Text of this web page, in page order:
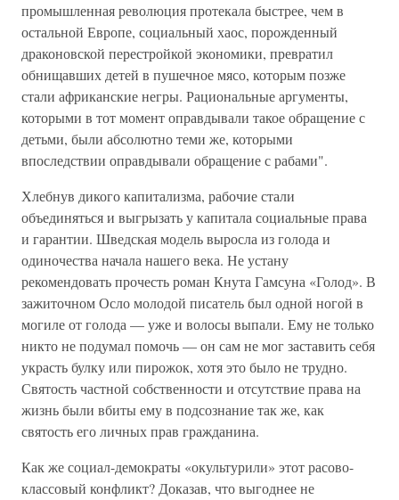
промышленная революция протекала быстрее, чем в
остальной Европе, социальный хаос, порожденный
драконовской перестройкой экономики, превратил
обнищавших детей в пушечное мясо, которым позже
стали африканские негры. Рациональные аргументы,
которыми в тот момент оправдывали такое обращение с
детьми, были абсолютно теми же, которыми
впоследствии оправдывали обращение с рабами".
Хлебнув дикого капитализма, рабочие стали
объединяться и выгрызать у капитала социальные права
и гарантии. Шведская модель выросла из голода и
одиночества начала нашего века. Не устану
рекомендовать прочесть роман Кнута Гамсуна «Голод». В
зажиточном Осло молодой писатель был одной ногой в
могиле от голода — уже и волосы выпали. Ему не только
никто не подумал помочь — он сам не мог заставить себя
украсть булку или пирожок, хотя это было не трудно.
Святость частной собственности и отсутствие права на
жизнь были вбиты ему в подсознание так же, как
святость его личных прав гражданина.
Как же социал-демократы «окультурили» этот расово-
классовый конфликт? Доказав, что выгоднее не